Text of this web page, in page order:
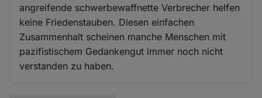
angreifende schwerbewaffnette Verbrecher helfen
keine Friedenstauben. Diesen einfachen
Zusammenhalt scheinen manche Menschen mit
pazifistischem Gedankengut immer noch nicht
verstanden zu haben.